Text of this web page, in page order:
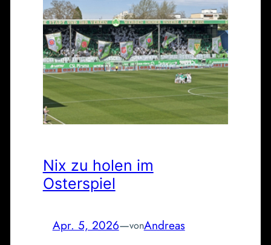
Nix zu holen im
Osterspiel
Apr. 5, 2026—vonAndreas